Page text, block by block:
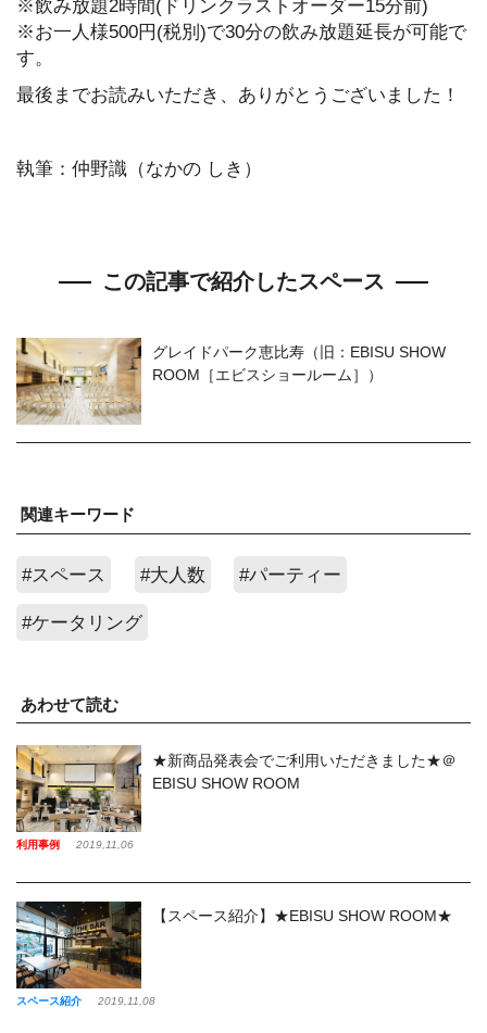
※飲み放題2時間(ドリンクラストオーダー15分前)
※お一人様500円(税別)で30分の飲み放題延長が可能で
す。
最後までお読みいただき、ありがとうございました！
執筆：仲野識（なかの しき）
この記事で紹介したスペース
グレイドパーク恵比寿（旧：EBISU SHOW
ROOM［エビスショールーム］）
関連キーワード
#スペース #大人数 #パーティー
#ケータリング
あわせて読む
利用事例 2019,11,06
★新商品発表会でご利用いただきました★＠
EBISU SHOW ROOM
スペース紹介 2019,11,08
【スペース紹介】★EBISU SHOW ROOM★